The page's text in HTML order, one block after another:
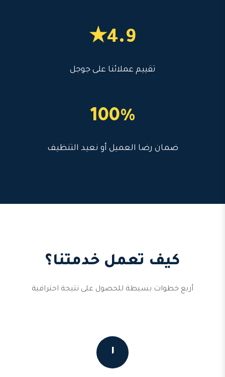
4.9★
تقييم عملائنا على جوجل
100%
ضمان رضا العميل أو نعيد التنظيف
كيف تعمل خدمتنا؟
أربع خطوات بسيطة للحصول على نتيجة احترافية
١